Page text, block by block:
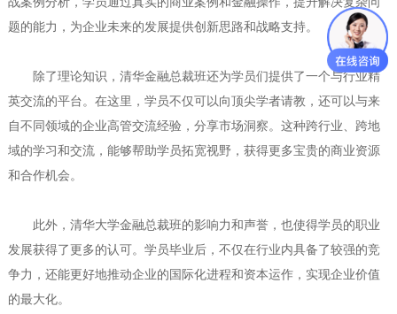
题的能力，为企业未来的发展提供创新思路和战略支持。
除了理论知识，清华金融总裁班还为学员们提供了一个与行业精
英交流的平台。在这里，学员不仅可以向顶尖学者请教，还可以与来
自不同领域的企业高管交流经验，分享市场洞察。这种跨行业、跨地
域的学习和交流，能够帮助学员拓宽视野，获得更多宝贵的商业资源
和合作机会。
此外，清华大学金融总裁班的影响力和声誉，也使得学员的职业
发展获得了更多的认可。学员毕业后，不仅在行业内具备了较强的竞
争力，还能更好地推动企业的国际化进程和资本运作，实现企业价值
的最大化。